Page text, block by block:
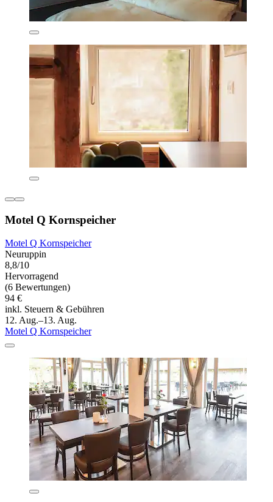
Motel Q Kornspeicher
Motel Q Kornspeicher
Neuruppin
8,8/10
Hervorragend
(6 Bewertungen)
94 €
inkl. Steuern & Gebühren
12. Aug.–13. Aug.
Motel Q Kornspeicher